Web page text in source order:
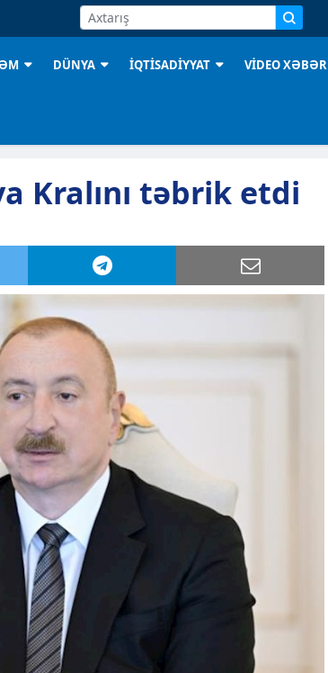
DÜNYA İQTİSADİYYAT VİDEO XƏBƏR
Kralını təbrik etdi